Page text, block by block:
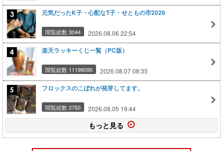
元気だったK子・心配なT子・せともの市2026
閲覧総数 3044 2026.08.06 22:54
楽天ラッキーくじ一覧（PC版）
閲覧総数 11199095 2026.08.07 08:35
フロックスのこぼれが発芽してます。
閲覧総数 2750 2026.08.05 19:44
もっと見る